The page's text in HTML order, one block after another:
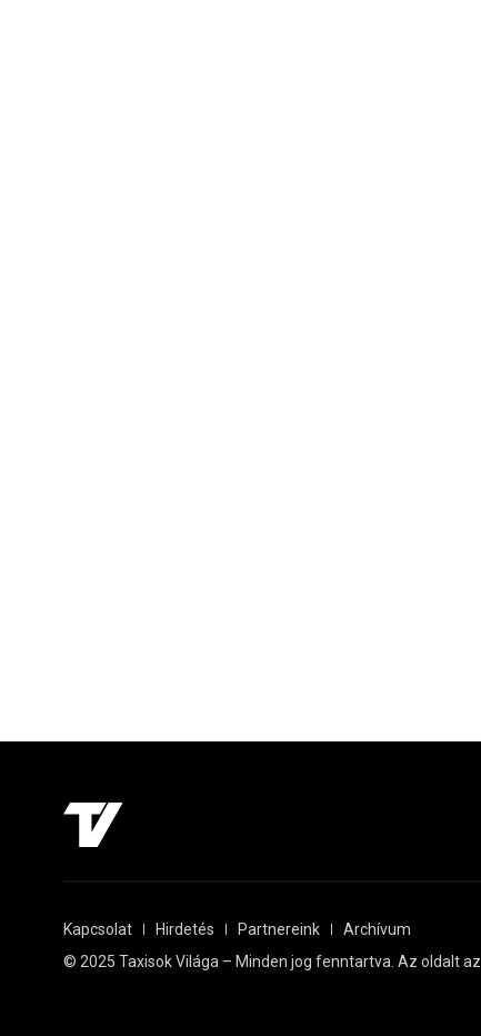
Kapcsolat Hirdetés Partnereink
Archívum
© 2025 Taxisok Világa – Minden jog fenntartva. Az oldalt az